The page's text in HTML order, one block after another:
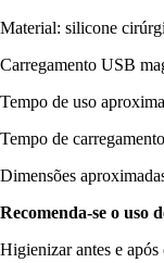
Material: silicone
Carregamento USB
Tempo de uso
Tempo de
Dimensões
Recomenda-se o uso
Higienizar antes e